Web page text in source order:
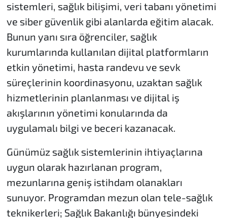
sistemleri, sağlık bilişimi, veri tabanı yönetimi
ve siber güvenlik gibi alanlarda eğitim alacak.
Bunun yanı sıra öğrenciler, sağlık
kurumlarında kullanılan dijital platformların
etkin yönetimi, hasta randevu ve sevk
süreçlerinin koordinasyonu, uzaktan sağlık
hizmetlerinin planlanması ve dijital iş
akışlarının yönetimi konularında da
uygulamalı bilgi ve beceri kazanacak.
Günümüz sağlık sistemlerinin ihtiyaçlarına
uygun olarak hazırlanan program,
mezunlarına geniş istihdam olanakları
sunuyor. Programdan mezun olan tele-sağlık
teknikerleri; Sağlık Bakanlığı bünyesindeki